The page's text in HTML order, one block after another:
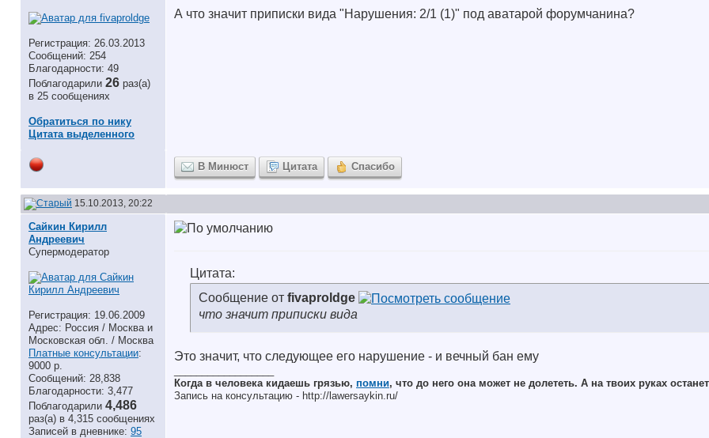
Регистрация: 26.03.2013
Сообщений: 254
Благодарности: 49
Поблагодарили 26 раз(а)
в 25 сообщениях
Обратиться по нику
Цитата выделенного
А что значит приписки вида "Нарушения: 2/1 (1)" под аватарой форумчанина?
В Минюст Цитата Спасибо
15.10.2013, 20:22
Сайкин Кирилл
Андреевич
Супермодератор
Регистрация: 19.06.2009
Адрес: Россия / Москва и
Московская обл. / Москва
Платные консультации:
9000 р.
Сообщений: 28,838
Благодарности: 3,477
Поблагодарили 4,486
раз(а) в 4,315 сообщениях
Записей в дневнике: 95
Цитата:
Сообщение от fivaproldge
что значит приписки вида
Это значит, что следующее его нарушение - и вечный бан ему
Когда в человека кидаешь грязью, помни, что до него она может не долететь. А на твоих руках
Запись на консультацию - http://lawersaykin.ru/